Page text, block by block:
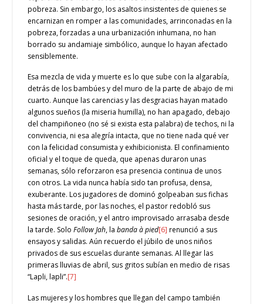
pobreza. Sin embargo, los asaltos insistentes de quienes se
encarnizan en romper a las comunidades, arrinconadas en la
pobreza, forzadas a una urbanización inhumana, no han
borrado su andamiaje simbólico, aunque lo hayan afectado
sensiblemente.
Esa mezcla de vida y muerte es lo que sube con la algarabía,
detrás de los bambúes y del muro de la parte de abajo de mi
cuarto. Aunque las carencias y las desgracias hayan matado
algunos sueños (la miseria humilla), no han apagado, debajo
del champiñoneo (no sé si exista esta palabra) de techos, ni la
convivencia, ni esa alegría intacta, que no tiene nada qué ver
con la felicidad consumista y exhibicionista. El confinamiento
oficial y el toque de queda, que apenas duraron unas
semanas, sólo reforzaron esa presencia continua de unos
con otros. La vida nunca había sido tan profusa, densa,
exuberante. Los jugadores de dominó golpeaban sus fichas
hasta más tarde, por las noches, el pastor redobló sus
sesiones de oración, y el antro improvisado arrasaba desde
la tarde. SoloFollow Jah, labanda à pied[6] renunció a sus
ensayos y salidas. Aún recuerdo el júbilo de unos niños
privados de sus escuelas durante semanas. Al llegar las
primeras lluvias de abril, sus gritos subían en medio de risas
“Lapli, lapli”.[7]
Las mujeres y los hombres que llegan del campo también